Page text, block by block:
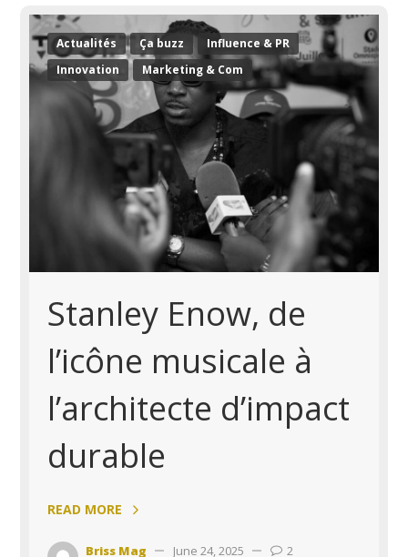
Actualités Ça buzz
Influence & PR
Innovation
Marketing & Com
Stanley Enow, de
l’icône musicale à
l’architecte d’impact
durable
READ MORE
Briss Mag June 24, 2025 2